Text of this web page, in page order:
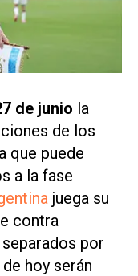
de junio la
de los
que puede
a la fase
juega su
contra
por
hoy serán